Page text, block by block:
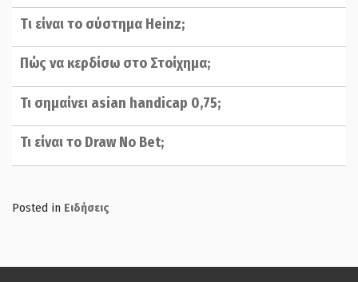
Tι είναι το σύστημα Ηeinz;
Πώς να κερδίσω στο Στοίχημα;
Τι σημαίνει asian handicap 0,75;
Τι είναι το Draw No Bet;
Posted in Ειδήσεις